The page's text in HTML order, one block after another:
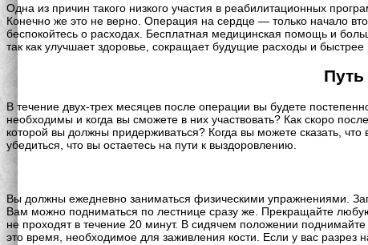
Одна из причин такого низкого участия в реабилитационных
Конечно же это не верно. Операция на сердце — только начало
беспокойтесь о расходах. Бесплатная медицинская помощь и
так как улучшает здоровье, сокращает будущие расходы и быстрее
В течение двух-трех месяцев после операции вы будете
необходимы и когда вы сможете в них участвовать? Как скоро
которой вы должны придерживаться? Когда вы можете сказать,
убедиться, что вы остаетесь на пути к выздоровлению.
Вы должны ежедневно заниматься физическими упражнениями.
Вам можно подниматься по лестнице сразу же. Прекращайте
не проходят в течение 20 минут. В сидячем положении
это время, необходимое для заживления кости. Если у вас разрез